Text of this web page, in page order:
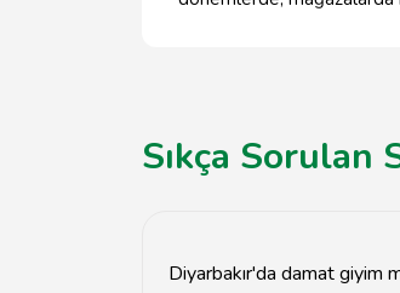
Sıkça Sorulan
Diyarbakır'da damat giyim